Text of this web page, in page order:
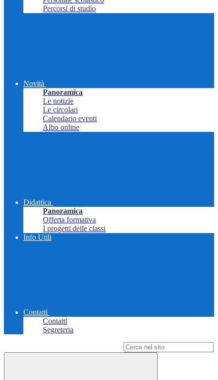
Percorsi di studio
Novità
Panoramica
Le notizie
Le circolari
Calendario eventi
Albo online
Didattica
Panoramica
Offerta formativa
I progetti delle classi
Info Utili
Contatti
Contatti
Segreteria